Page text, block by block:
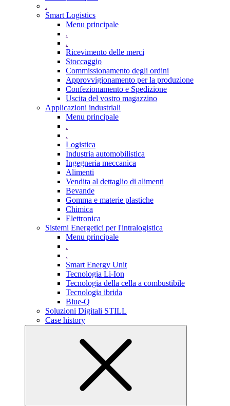
.
Smart Logistics
Menu principale
.
.
Ricevimento delle merci
Stoccaggio
Commissionamento degli ordini
Approvvigionamento per la produzione
Confezionamento e Spedizione
Uscita del vostro magazzino
Applicazioni industriali
Menu principale
.
.
Logistica
Industria automobilistica
Ingegneria meccanica
Alimenti
Vendita al dettaglio di alimenti
Bevande
Gomma e materie plastiche
Chimica
Elettronica
Sistemi Energetici per l'intralogistica
Menu principale
.
.
Smart Energy Unit
Tecnologia Li-Ion
Tecnologia della cella a combustibile
Tecnologia ibrida
Blue-Q
Soluzioni Digitali STILL
Case history